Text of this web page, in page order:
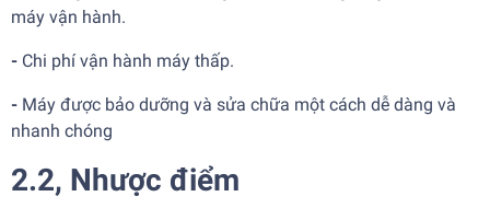
máy vận hành.
- Chi phí vận hành máy thấp.
- Máy được bảo dưỡng và sửa chữa một cách dễ dàng và
nhanh chóng
2.2, Nhược điểm